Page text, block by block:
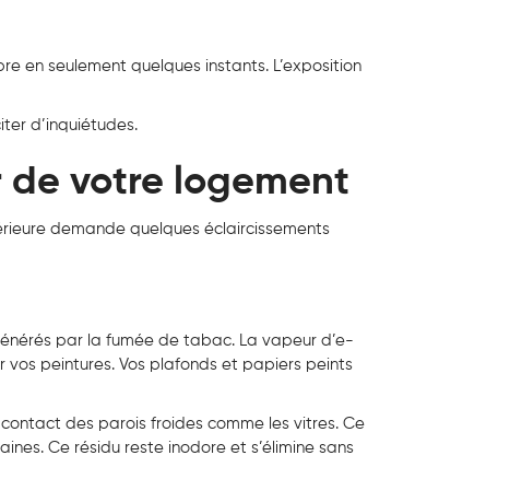
en seulement quelques instants. L’exposition
d’inquiétudes.
de votre logement
demande quelques éclaircissements
par la fumée de tabac. La vapeur d’e-
vos peintures. Vos plafonds et papiers peints
des parois froides comme les vitres. Ce
Ce résidu reste inodore et s’élimine sans